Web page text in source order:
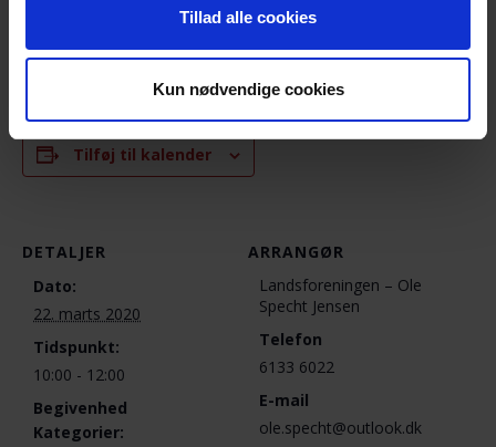
Tillad alle cookies
Kun nødvendige cookies
Ann Morgills, Mobil: 2862 6115
Dorrit Sørensen, Mobil: 3064 4260
Tilføj til kalender
DETALJER
Dato:
22. marts 2020
Tidspunkt:
10:00 - 12:00
Begivenhed
Kategorier:
ARRANGØR
Landsforeningen – Ole
Specht Jensen
Telefon
6133 6022
E-mail
ole.specht@outlook.dk